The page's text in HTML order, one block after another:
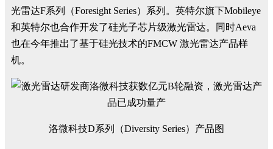
光雷达F系列（Foresight Series）系列。英特尔旗下Mobileye
和英特尔也合作开发了硅光子芯片级激光雷达。同时Aeva
也在今年推出了基于硅光技术的FMCW 激光雷达产品样
机。
洛微科技D系列（Diversity Series）产品图